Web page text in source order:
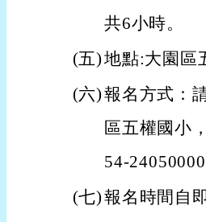
共6小時。
(五)地點:大園區
(六)報名方式：
區五權國小
54-
(七)報名時間自